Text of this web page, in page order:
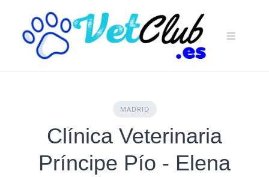
content
MADRID
Clínica Veterinaria
Príncipe Pío - Elena